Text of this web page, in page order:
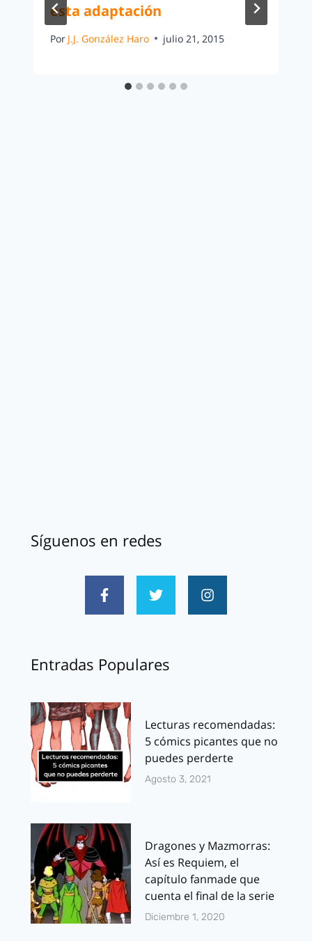
esta adaptación
Por J.J. González Haro julio 21, 2015
Síguenos en redes
Entradas Populares
Lecturas recomendadas:
5 cómics picantes que no
puedes perderte
Agosto 3, 2021
Dragones y Mazmorras:
Así es Requiem, el
capítulo fanmade que
cuenta el final de la serie
Diciembre 1, 2020